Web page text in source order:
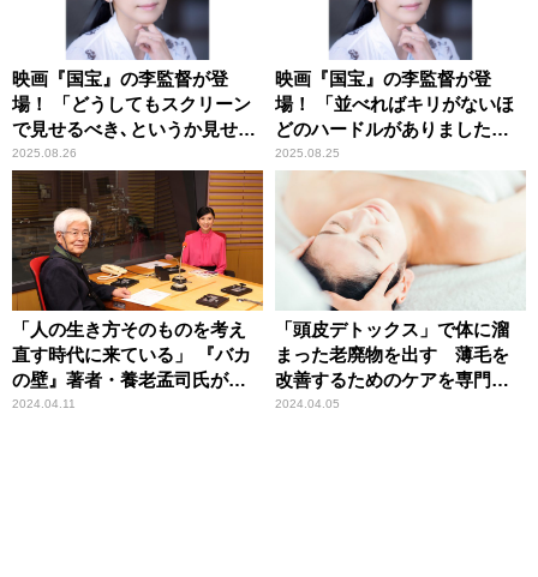
映画『国宝』の李監督が登
場！ 「どうしてもスクリーン
で見せるべき､というか見せた
い」『黒木瞳のあさナビ』
2025.08.26
映画『国宝』の李監督が登
場！ 「並べればキリがないほ
どのハードルがありました」
『黒木瞳のあさナビ』
2025.08.25
「人の生き方そのものを考え
直す時代に来ている」 『バカ
の壁』著者・養老孟司氏が提
言 ニッポン放送『黒木瞳の
2024.04.11
「頭皮デトックス」で体に溜
まった老廃物を出す 薄毛を
改善するためのケアを専門家
が解説
2024.04.05